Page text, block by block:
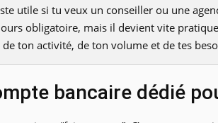
utile si tu veux un conseiller ou une
obligatoire, mais il devient vite
ton activité, de ton volume et de tes
bancaire dédié